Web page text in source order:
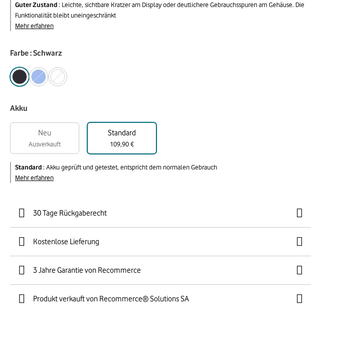
Guter Zustand: Leichte, sichtbare Kratzer am Display oder deutlichere Gebrauchsspuren am Gehäuse. Die
Funktionalität bleibt uneingeschränkt
Mehr erfahren
Farbe : Schwarz
Akku
Neu
Ausverkauft
Standard
109,90 €
Standard: Akku geprüft und getestet, entspricht dem normalen Gebrauch
Mehr erfahren
30 Tage Rückgaberecht
Kostenlose Lieferung
3 Jahre Garantie von Recommerce
Produkt verkauft von Recommerce® Solutions SA